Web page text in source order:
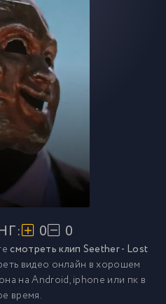
0 0
смотреть клип Seether - Lost
видео онлайн в хорошем
на Android, iphone или пк в
время.